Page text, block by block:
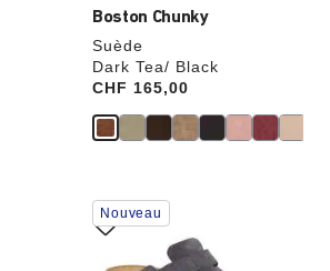
Boston Chunky
Suède
Dark Tea/ Black
Price:
CHF 165,00
Cliquer
sur
les
échantillons
Nouveau